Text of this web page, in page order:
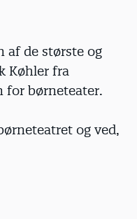
af de største og
Køhler fra
for børneteater.
og ved,